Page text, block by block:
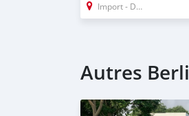
Import - Dubai
Autres